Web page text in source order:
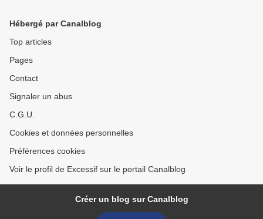
Hébergé par Canalblog
Top articles
Pages
Contact
Signaler un abus
C.G.U.
Cookies et données personnelles
Préférences cookies
Voir le profil de Excessif sur le portail Canalblog
Créer un blog sur Canalblog